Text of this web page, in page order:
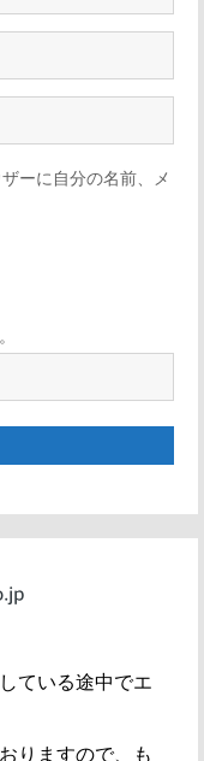
ーに自分の名前、メ